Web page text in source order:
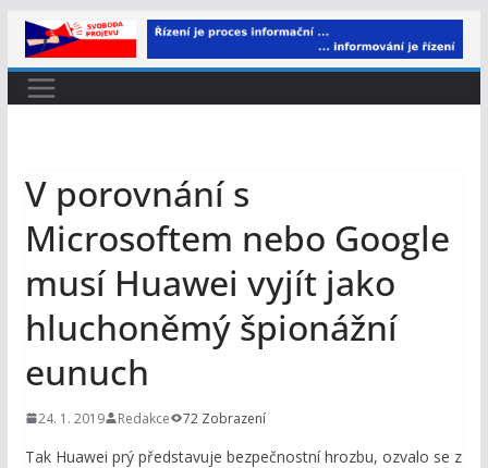
Přeskočit
na
obsah
V porovnání s
Microsoftem nebo Google
musí Huawei vyjít jako
hluchoněmý špionážní
eunuch
24. 1. 2019 Redakce 72 Zobrazení
Tak Huawei prý představuje bezpečnostní hrozbu, ozvalo se z